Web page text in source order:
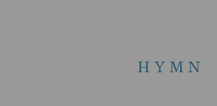
HYMN